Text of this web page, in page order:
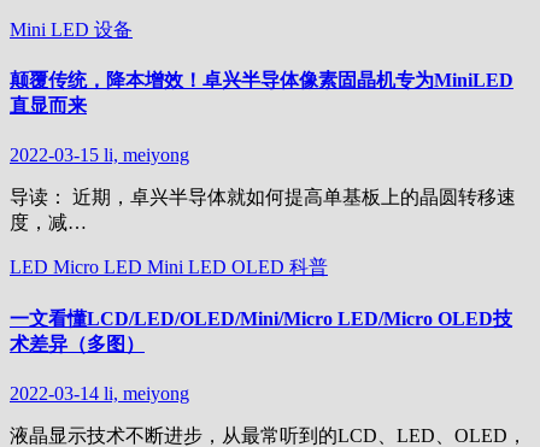
Mini LED 设备
颠覆传统，降本增效！卓兴半导体像素固晶机专为MiniLED
直显而来
2022-03-15 li, meiyong
导读： 近期，卓兴半导体就如何提高单基板上的晶圆转移速
度，减…
LED Micro LED Mini LED OLED 科普
一文看懂LCD/LED/OLED/Mini/Micro LED/Micro OLED技
术差异（多图）
2022-03-14 li, meiyong
液晶显示技术不断进步，从最常听到的LCD、LED、OLED，